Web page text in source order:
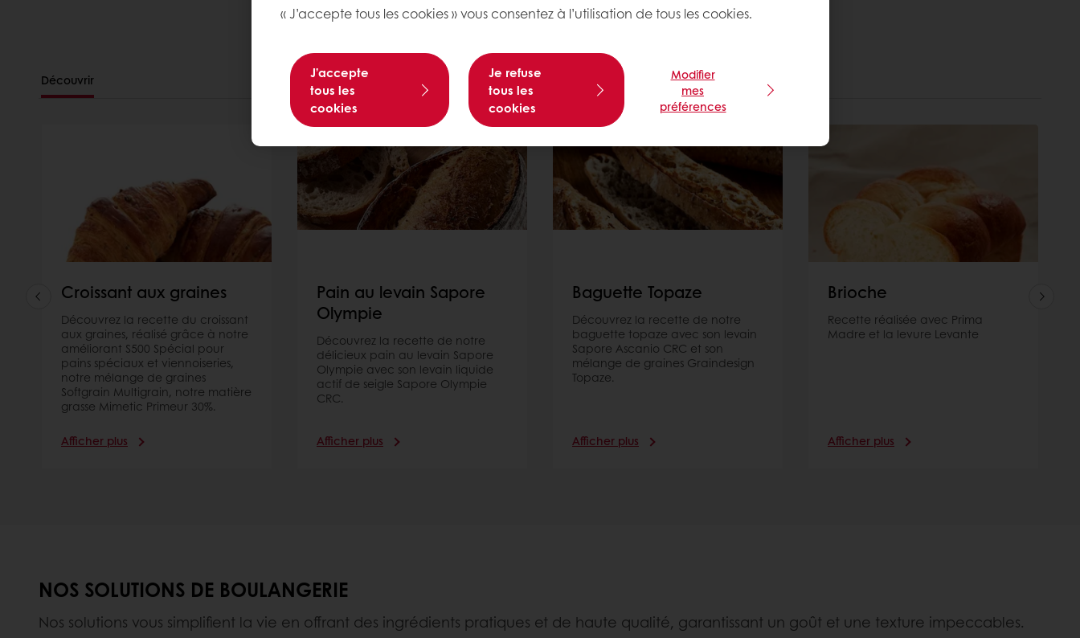
Nos recettes de boulangerie
Découvrir
Croissant aux graines
Découvrez la recette du croissant
aux graines, réalisé grâce à notre
améliorant S500 Spécial pour
pains spéciaux et viennoiseries,
notre mélange de graines
Softgrain Multigrain, notre matière
grasse Mimetic Primeur 30%.
Afficher plus
Pain au levain Sapore
Olympie
Découvrez la recette de notre
délicieux pain au levain Sapore
Olympie avec son levain liquide
actif de seigle Sapore Olympie
CRC.
Afficher plus
Baguette Topaze
Découvrez la recette de notre
baguette topaze avec son levain
Sapore Ascanio CRC et son
mélange de graines Graindesign
Topaze.
Afficher plus
Brioche
Recette réalisée avec Prima
Madre et la levure Levante
Afficher plus
NOS SOLUTIONS DE BOULANGERIE
Nos solutions vous simplifient la vie en offrant des ingrédients pratiques et de haute qualité, garantissant un goût et une texture impeccables.
« J’accepte tous les cookies » vous consentez à l’utilisation de tous les cookies.
J’accepte
tous les
cookies
Je refuse
tous les
cookies
Modifier
mes
préférences